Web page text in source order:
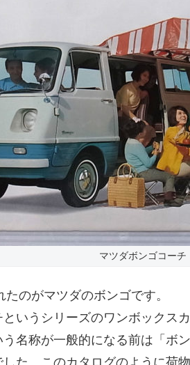
マツダボンゴコーチ
のがマツダのボンゴです。
いうシリーズのワンボックス
名称が一般的になる前は「ボ